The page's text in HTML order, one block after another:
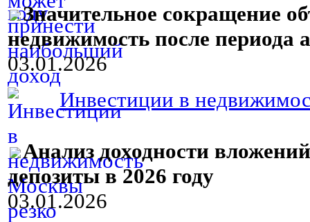
Значительное сокращение
недвижимость после периода
03.01.2026
Инвестиции в
Анализ доходности
депозиты в 2026 году
03.01.2026